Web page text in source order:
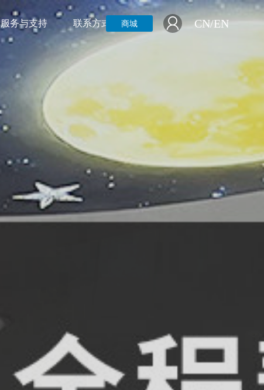
服务与支持 联系方式 商城 CN/EN
服务与支持 联系方式 商城 CN/EN